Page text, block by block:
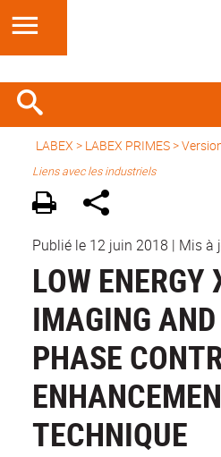
LABEX > LABEX PRIMES>
Liens avec les industriels
Publié le 12 juin 2018 | Mis à
LOW ENERGY
IMAGING AND
PHASE
TECHNIQUE